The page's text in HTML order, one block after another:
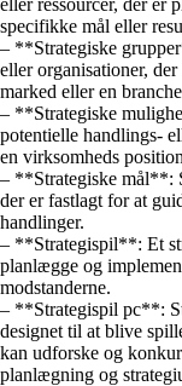
specifikke mål eller
– **Strategiske
eller organisationer,
marked eller en
– **Strategiske
potentielle handlings-
en virksomheds
– **Strategiske mål**:
der er fastlagt for at
handlinger.
– **Strategispil**: Et
planlægge og
modstanderne.
– **Strategispil pc**:
designet til at blive
kan udforske og
planlægning og